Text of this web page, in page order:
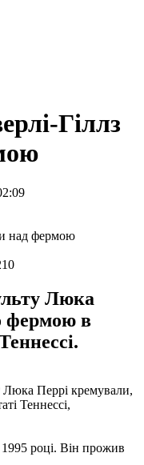
Гіллз
Люка
фермою в
Люка Перрі кремували,
Теннессі,
році. Він прожив